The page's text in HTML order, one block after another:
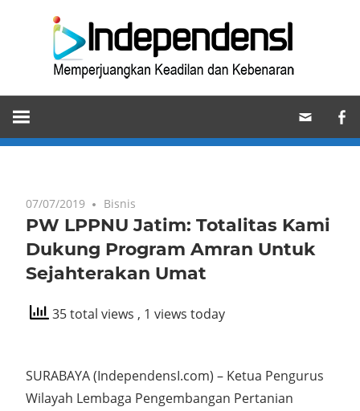
Memperjuangkan
Keadilan
dan
07/07/2019 Bisnis
PW LPPNU Jatim: Totalitas Kami
Dukung Program Amran Untuk
Sejahterakan Umat
35 total views , 1 views today
SURABAYA (IndependensI.com) – Ketua Pengurus
Wilayah Lembaga Pengembangan Pertanian